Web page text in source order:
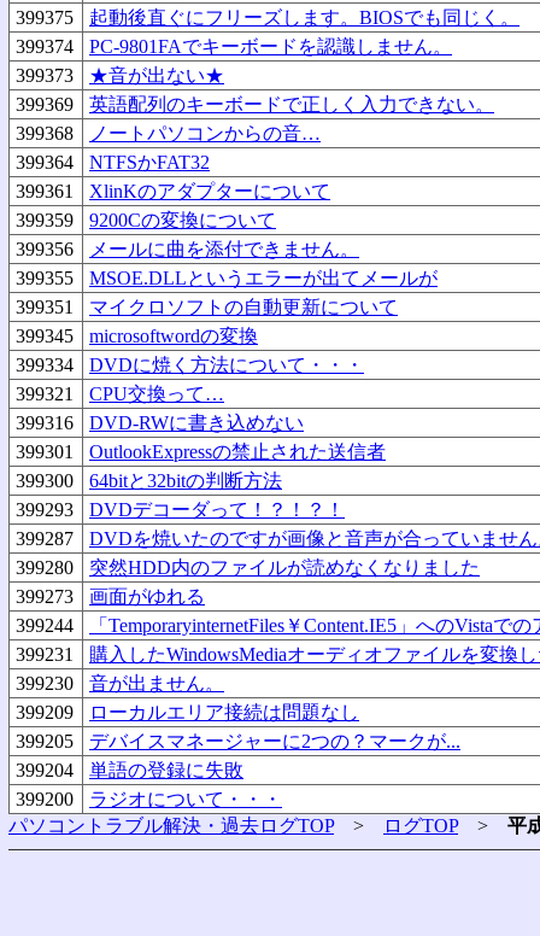
399375
起動後直ぐにフリーズします。BIOSでも同じく。
399374
PC-9801FAでキーボードを認識しません。
399373
★音が出ない★
399369
英語配列のキーボードで正しく入力できない。
399368
ノートパソコンからの音…
399364
NTFSかFAT32
399361
XlinKのアダプターについて
399359
9200Cの変換について
399356
メールに曲を添付できません。
399355
MSOE.DLLというエラーが出てメールが
399351
マイクロソフトの自動更新について
399345
microsoftwordの変換
399334
DVDに焼く方法について・・・
399321
CPU交換って…
399316
DVD-RWに書き込めない
399301
OutlookExpressの禁止された送信者
399300
64bitと32bitの判断方法
399293
DVDデコーダって！？！？！
399287
DVDを焼いたのですが画像と音声が合っていませ
399280
突然HDD内のファイルが読めなくなりました
399273
画面がゆれる
399244
「TemporaryinternetFiles￥Content.IE5」へのVistaで
399231
購入したWindowsMediaオーディオファイルを変換
399230
音が出ません。
399209
ローカルエリア接続は問題なし
399205
デバイスマネージャーに2つの？マークが...
399204
単語の登録に失敗
399200
ラジオについて・・・
パソコントラブル解決・過去ログTOP> ログTOP> 平